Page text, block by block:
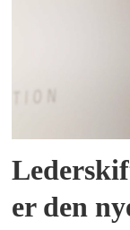
er den